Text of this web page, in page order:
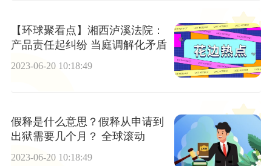
【环球聚看点】湘西泸溪法院：
产品责任起纠纷 当庭调解化矛盾
2023-06-20 10:18:49
假释是什么意思？假释从申请到
出狱需要几个月？ 全球滚动
2023-06-20 10:18:49